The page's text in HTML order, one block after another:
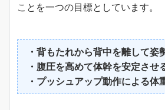
ことを一つの目標としています。
・背もたれから背中を離して姿
・腹圧を高めて体幹を安定させ
・プッシュアップ動作による体